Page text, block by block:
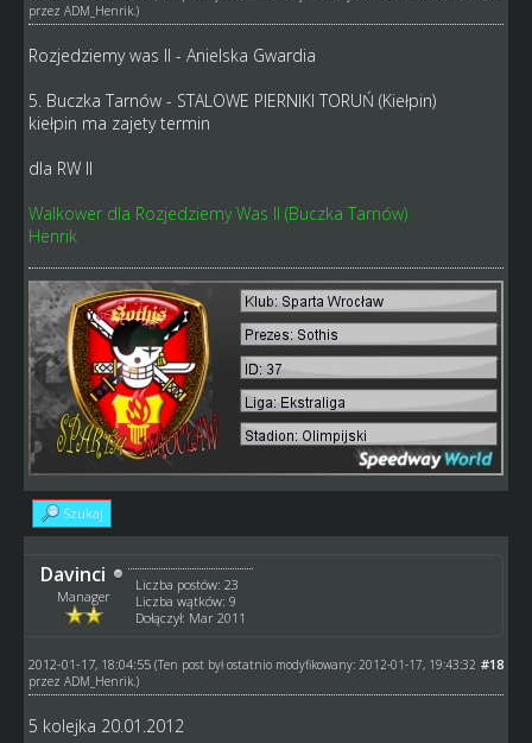
przez ADM_Henrik.)
Rozjedziemy was II - Anielska Gwardia
5. Buczka Tarnów - STALOWE PIERNIKI TORUŃ (Kiełpin)
kiełpin ma zajety termin
dla RW II
Walkower dla Rozjedziemy Was II (Buczka Tarnów)
Henrik
Szukaj
Davinci
Manager
Liczba postów: 23
Liczba wątków: 9
Dołączył: Mar 2011
#18
2012-01-17, 18:04:55 (Ten post był ostatnio modyfikowany: 2012-01-17, 19:43:32
przez ADM_Henrik.)
5 kolejka 20.01.2012